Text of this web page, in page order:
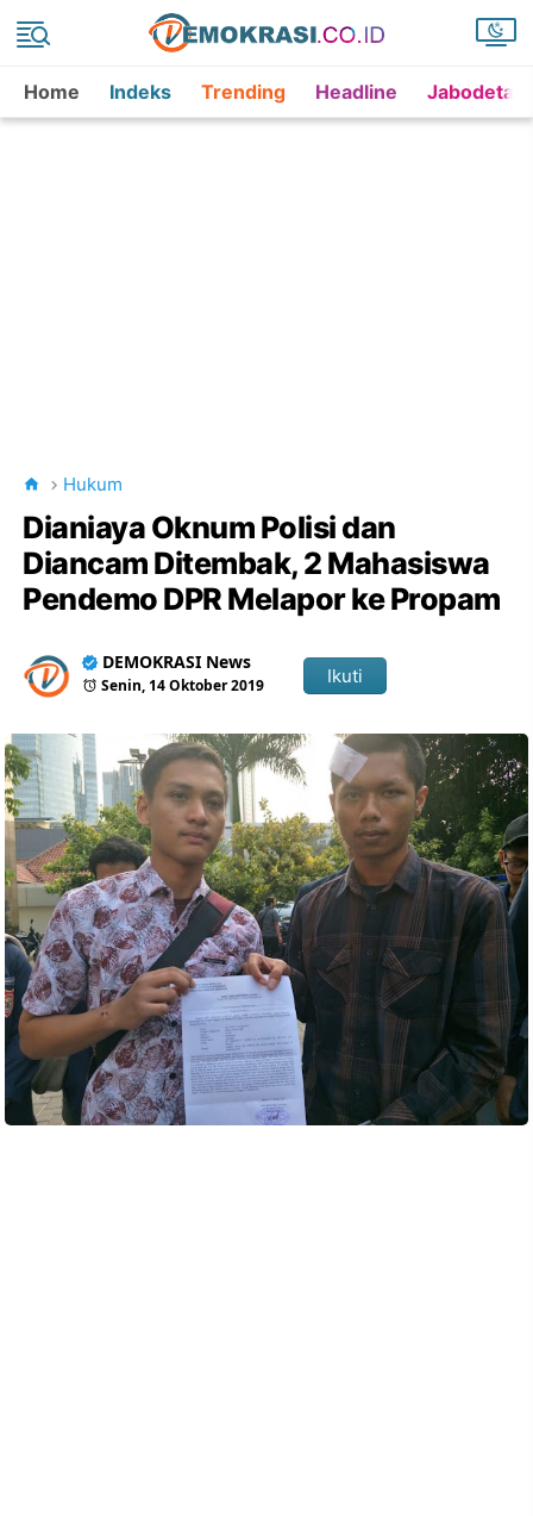
Home Indeks Trending Headline
Hukum
Dianiaya Oknum Polisi dan
Diancam Ditembak, 2 Mahasiswa
Pendemo DPR Melapor ke Propam
DEMOKRASI News
Senin, 14 Oktober 2019 Ikuti